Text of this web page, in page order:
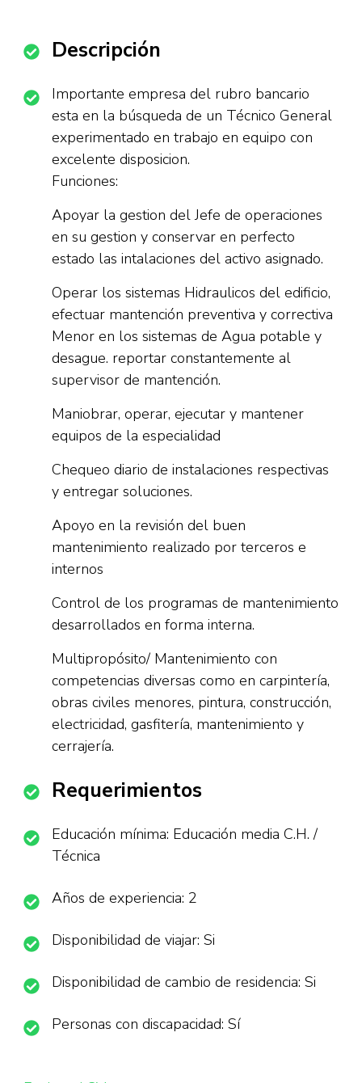
Descripción
Importante empresa del rubro bancario
esta en la búsqueda de un Técnico General
experimentado en trabajo en equipo con
excelente disposicion.
Funciones:
Apoyar la gestion del Jefe de operaciones
en su gestion y conservar en perfecto
estado las intalaciones del activo asignado.
Operar los sistemas Hidraulicos del edificio,
efectuar mantención preventiva y correctiva
Menor en los sistemas de Agua potable y
desague. reportar constantemente al
supervisor de mantención.
Maniobrar, operar, ejecutar y mantener
equipos de la especialidad
Chequeo diario de instalaciones respectivas
y entregar soluciones.
Apoyo en la revisión del buen
mantenimiento realizado por terceros e
internos
Control de los programas de mantenimiento
desarrollados en forma interna.
Multipropósito/ Mantenimiento con
competencias diversas como en carpintería,
obras civiles menores, pintura, construcción,
electricidad, gasfitería, mantenimiento y
cerrajería.
Requerimientos
Educación mínima: Educación media C.H. /
Técnica
Años de experiencia: 2
Disponibilidad de viajar: Si
Disponibilidad de cambio de residencia: Si
Personas con discapacidad: Sí